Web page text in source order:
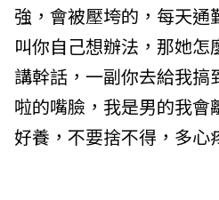
強，會被壓垮的，每天通
叫你自己想辦法，那她怎
講幹話，一副你去給我搞
啦的嘴臉，我是男的我會
好養，不要捨不得，多心